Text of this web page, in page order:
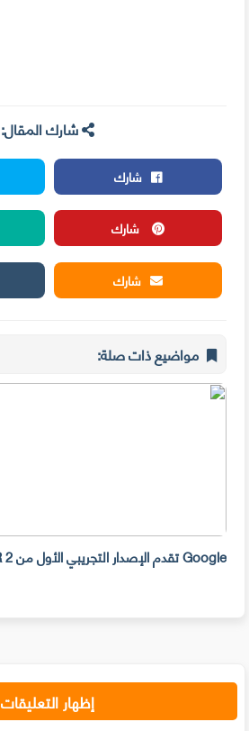
شارك المقال:
شارك
شارك
شارك
مواضيع ذات صلة:
Google تقدم الإصدار التجريبي الأول من Android 13 QPR 2
إظهار التعليقات